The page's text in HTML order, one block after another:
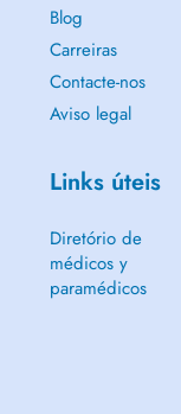
Blog
Carreiras
Contacte-nos
Aviso legal
Links úteis
Diretório de
médicos y
paramédicos